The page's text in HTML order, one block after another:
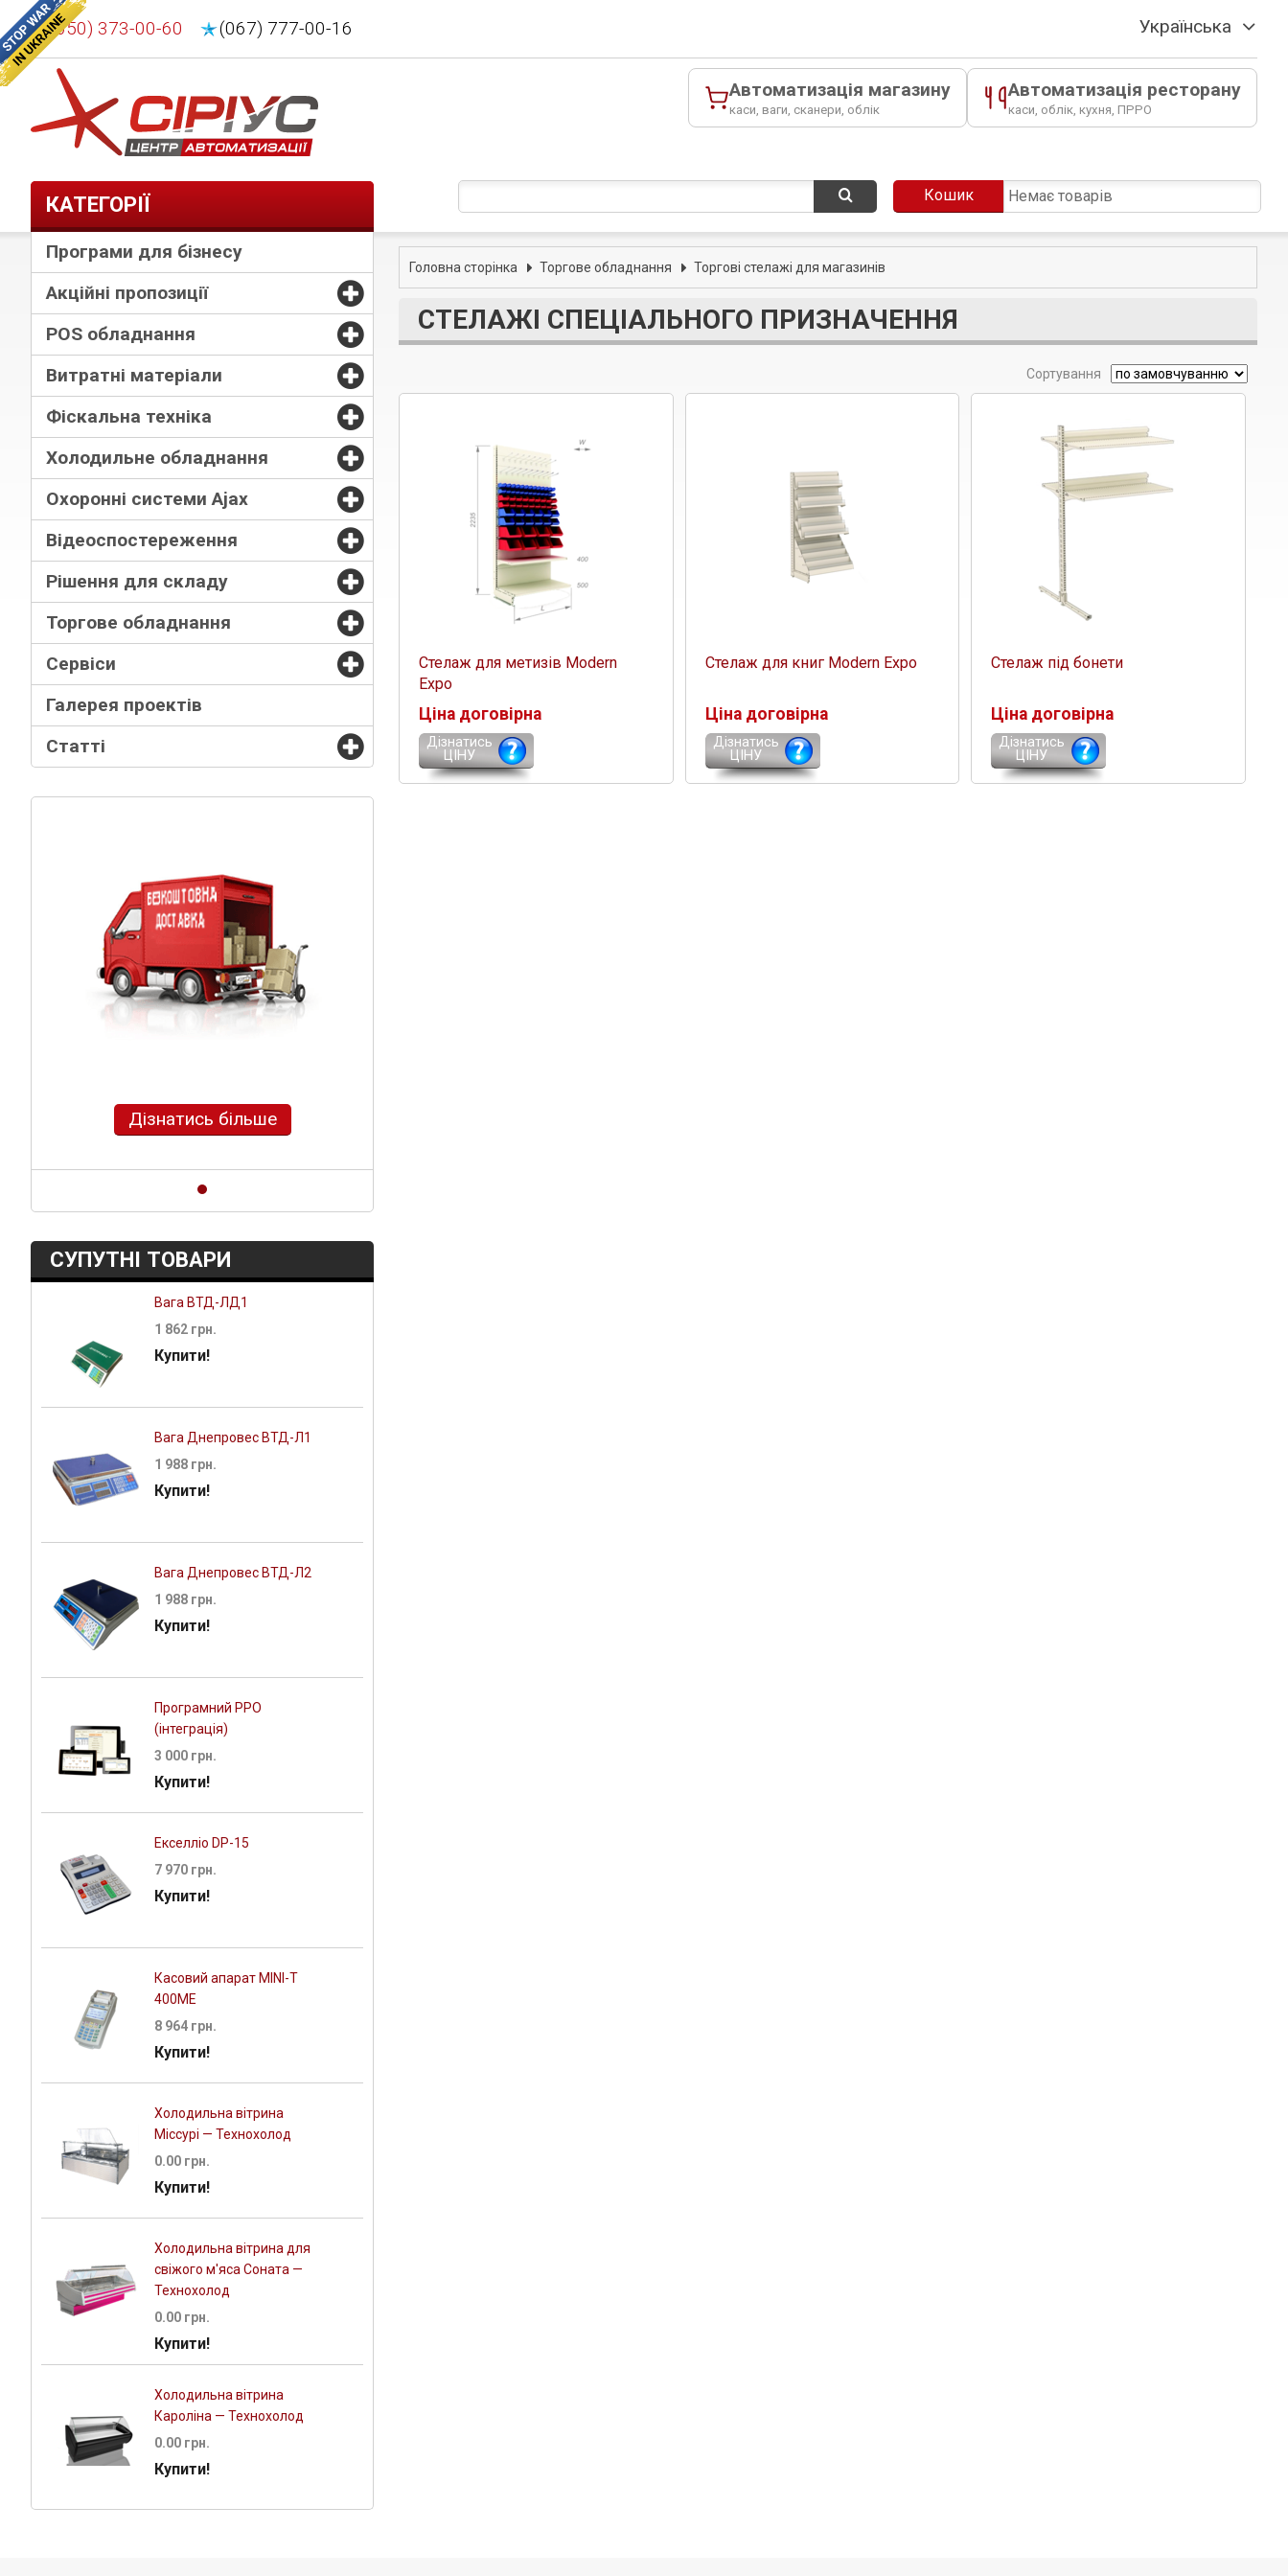
(050) 373-00-60 (067) 777-00-16 Українська
Автоматизація магазину
каси, ваги, сканери, облік
Автоматизація ресторану
каси, облік, кухня, ПРРО
Кошик Немає товарів
КАТЕГОРІЇ
Програми для бізнесу
Акційні пропозиції
POS обладнання
Витратні матеріали
Фіскальна техніка
Холодильне обладнання
Охоронні системи Ajax
Відеоспостереження
Рішення для складу
Торгове обладнання
Сервіси
Галерея проектів
Статті
Дізнатись більше
СУПУТНІ ТОВАРИ
Вага ВТД-ЛД1
1 862 грн.
Купити!
Вага Днепровес ВТД-Л1
1 988 грн.
Купити!
Вага Днепровес ВТД-Л2
1 988 грн.
Купити!
Програмний РРО
(інтеграція)
3 000 грн.
Купити!
Екселліо DP-15
7 970 грн.
Купити!
Касовий апарат MINI-Т
400ME
8 964 грн.
Купити!
Холодильна вітрина
Міссурі — Технохолод
0.00 грн.
Купити!
Холодильна вітрина для
свіжого м'яса Соната —
Технохолод
0.00 грн.
Купити!
Холодильна вітрина
Кароліна — Технохолод
0.00 грн.
Купити!
Головна сторінка Торгове обладнання Торгові стелажі для магазинів
СТЕЛАЖІ СПЕЦІАЛЬНОГО ПРИЗНАЧЕННЯ
Сортування
Стелаж для метизів Modern
Expo
Ціна договірна
Дізнатись
ЦІНУ
Стелаж для книг Modern Expo
Ціна договірна
Дізнатись
ЦІНУ
Стелаж під бонети
Ціна договірна
Дізнатись
ЦІНУ